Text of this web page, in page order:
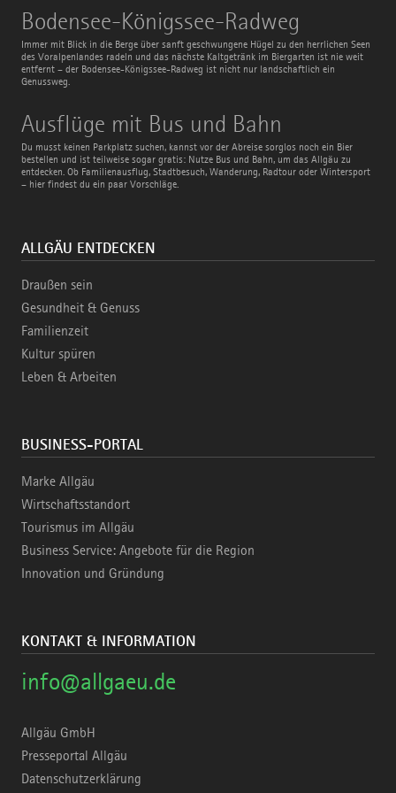
Bodensee-Königssee-Radweg
Immer mit Blick in die Berge über sanft geschwungene Hügel zu den herrlichen Seen
des Voralpenlandes radeln und das nächste Kaltgetränk im Biergarten ist nie weit
entfernt – der Bodensee-Königssee-Radweg ist nicht nur landschaftlich ein
Genussweg.
Bodensee-
Königssee-
Radweg
Ausflüge mit Bus und Bahn
Du musst keinen Parkplatz suchen, kannst vor der Abreise sorglos noch ein Bier
bestellen und ist teilweise sogar gratis: Nutze Bus und Bahn, um das Allgäu zu
entdecken. Ob Familienausflug, Stadtbesuch, Wanderung, Radtour oder Wintersport
– hier findest du ein paar Vorschläge.
Ausflüge
mit
Bus
und
Bahn
ALLGÄU ENTDECKEN
Draußen sein
Gesundheit & Genuss
Familienzeit
Kultur spüren
Leben & Arbeiten
BUSINESS-PORTAL
Marke Allgäu
Wirtschaftsstandort
Tourismus im Allgäu
Business Service: Angebote für die Region
Innovation und Gründung
KONTAKT & INFORMATION
info@allgaeu.de
Allgäu GmbH
Presseportal Allgäu
Datenschutzerklärung